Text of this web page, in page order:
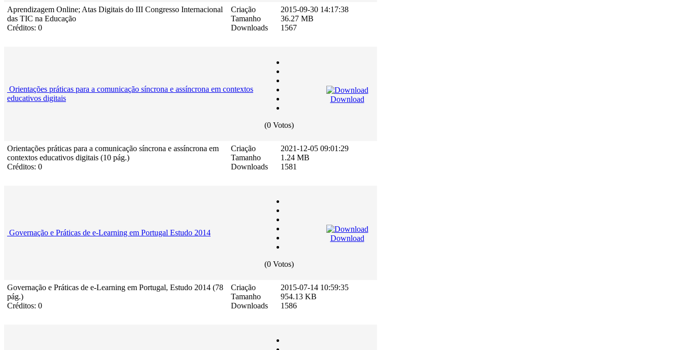
Aprendizagem Online; Atas Digitais do III Congresso Internacional
das TIC na Educação
Créditos: 0
Criação
Tamanho
Downloads
2015-09-30 14:17:38
36.27 MB
1567
Orientações práticas para a comunicação síncrona e assíncrona em contextos
educativos digitais
(0 Votos)
Download
Orientações práticas para a comunicação síncrona e assíncrona em
contextos educativos digitais (10 pág.)
Créditos: 0
Criação
Tamanho
Downloads
2021-12-05 09:01:29
1.24 MB
1581
Governação e Práticas de e-Learning em Portugal Estudo 2014
(0 Votos)
Download
Governação e Práticas de e-Learning em Portugal, Estudo 2014 (78
pág.)
Créditos: 0
Criação
Tamanho
Downloads
2015-07-14 10:59:35
954.13 KB
1586